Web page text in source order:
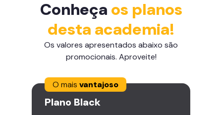
Conheça os planos
desta academia!
Os valores apresentados abaixo são
promocionais. Aproveite!
O mais vantajoso
Plano Black